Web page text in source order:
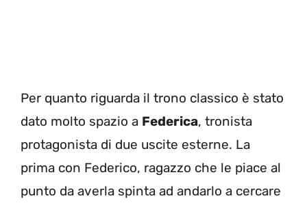
Per quanto riguarda il trono classico è stato
dato molto spazio a Federica, tronista
protagonista di due uscite esterne. La
prima con Federico, ragazzo che le piace al
punto da averla spinta ad andarlo a cercare